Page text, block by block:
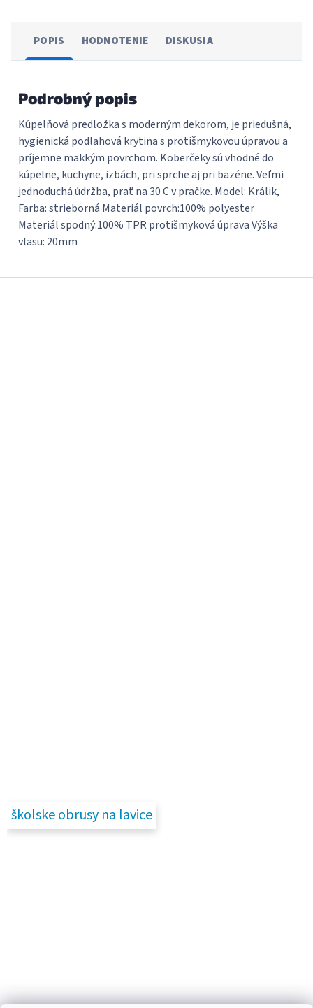
POPIS HODNOTENIE DISKUSIA
Podrobný popis
Kúpelňová predložka s moderným dekorom, je priedušná,
hygienická podlahová krytina s protišmykovou úpravou a
príjemne mäkkým povrchom. Koberčeky sú vhodné do
kúpelne, kuchyne, izbách, pri sprche aj pri bazéne. Veľmi
jednoduchá údržba, prať na 30 C v pračke. Model: Králik,
Farba: strieborná Materiál povrch:100% polyester
Materiál spodný:100% TPR protišmyková úprava Výška
vlasu: 20mm
školske obrusy na lavice